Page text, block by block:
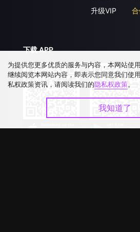
升级VIP
下载 APP
为提供您更多优质的服务与内容，本网站使
继续阅览本网站内容，即表示您同意我们使
私权政策资讯，请阅读我们的隐私权政策。
我知道了